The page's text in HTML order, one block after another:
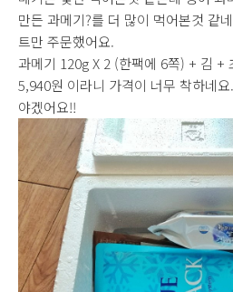
만든 과메기?를 더 많이 먹어본것 같
트만 주문했어요.
과메기 120g X 2 (한팩에 6쪽) + 김 +
5,940원 이라니 가격이 너무 착하네
야겠어요!!